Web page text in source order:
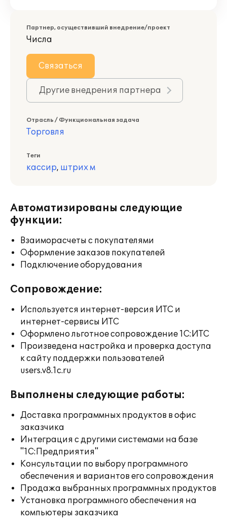
Партнер, осуществивший внедрение/проект
Числа
Связаться
Другие внедрения партнера
Отрасль / Функциональная задача
Торговля
Теги
кассир, штрих м
Автоматизированы следующие
функции:
Взаиморасчеты с покупателями
Оформление заказов покупателей
Подключение оборудования
Сопровождение:
Используется интернет-версия ИТС и
интернет-сервисы ИТС
Оформлено льготное сопровождение 1С:ИТС
Произведена настройка и проверка доступа
к сайту поддержки пользователей
users.v8.1c.ru
Выполнены следующие работы:
Доставка программных продуктов в офис
заказчика
Интеграция с другими системами на базе
"1С:Предприятия"
Консультации по выбору программного
обеспечения и вариантов его сопровождения
Продажа выбранных программных продуктов
Установка программного обеспечения на
компьютеры заказчика